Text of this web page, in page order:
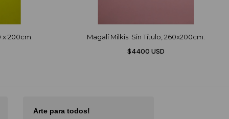
x 200cm.
Magalí Milkis. Sin Título, 260x200cm.
$4400 USD
Arte para todos!